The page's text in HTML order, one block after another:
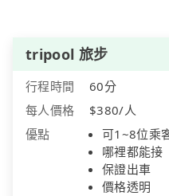
tripool 旅步
行程時間
60分
每人價格
$380/人
優點
可1~8位乘
哪裡都能接
保證出車
價格透明